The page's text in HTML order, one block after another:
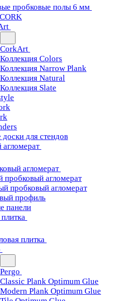
пробковые полы 6 мм
CorkArt
Коллекция Colors
Коллекция Narrow Plank
Коллекция Natural
Коллекция Slate
для стендов
агломерат
пробковый агломерат
пробковый агломерат
профиль
панели
плитка
Pergo
Classic Plank Optimum Glue
Modern Plank Optimum Glue